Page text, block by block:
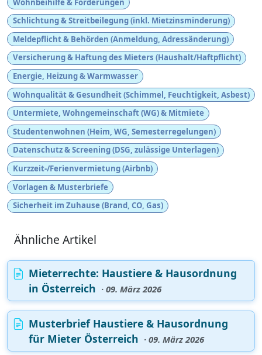
Schlichtung & Streitbeilegung (inkl. Mietzinsminderung)
Meldepflicht & Behörden (Anmeldung, Adressänderung)
Versicherung & Haftung des Mieters (Haushalt/Haftpflicht)
Energie, Heizung & Warmwasser
Wohnqualität & Gesundheit (Schimmel, Feuchtigkeit, Asbest)
Untermiete, Wohngemeinschaft (WG) & Mitmiete
Studentenwohnen (Heim, WG, Semesterregelungen)
Datenschutz & Screening (DSG, zulässige Unterlagen)
Kurzzeit-/Ferienvermietung (Airbnb)
Vorlagen & Musterbriefe
Sicherheit im Zuhause (Brand, CO, Gas)
Ähnliche Artikel
Mieterrechte: Haustiere & Hausordnung
in Österreich · 09. März 2026
Musterbrief Haustiere & Hausordnung
für Mieter Österreich · 09. März 2026